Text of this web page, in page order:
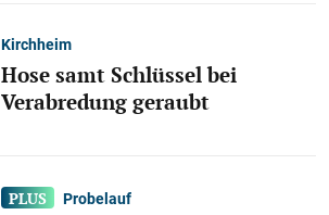
Kirchheim
Hose samt Schlüssel bei
Verabredung geraubt
Probelauf